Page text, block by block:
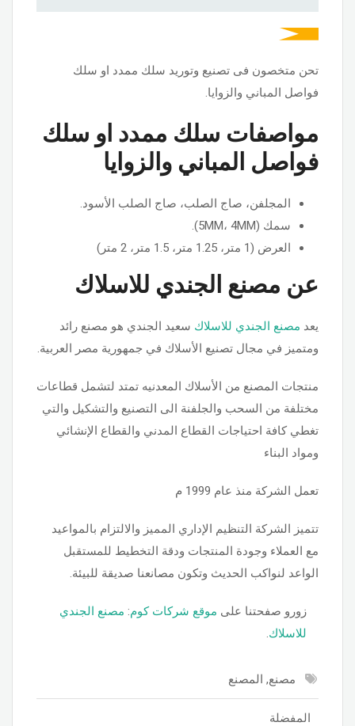
تحن متخصون فى تصنيع وتوريد سلك ممدد او سلك
فواصل المباني والزوايا.
مواصفات سلك ممدد او سلك
فواصل المباني والزوايا
المجلفن، صاج الصلب، صاج الصلب الأسود.
سمك (5MM، 4MM).
العرض (1 متر، 1.25 متر، 1.5 متر، 2 متر)
عن مصنع الجندي للاسلاك
يعد مصنع الجندي للاسلاك سعيد الجندي هو مصنع رائد
ومتميز في مجال تصنيع الأسلاك في جمهورية مصر العربية.
منتجات المصنع من الأسلاك المعدنيه تمتد لتشمل قطاعات
مختلفة من السحب والجلفنة الى التصنيع والتشكيل والتي
تغطي كافة احتياجات القطاع المدني والقطاع الإنشائي
ومواد البناء
تعمل الشركة منذ عام 1999 م
تتميز الشركة التنظيم الإداري المميز والالتزام بالمواعيد
مع العملاء وجودة المنتجات ودقة التخطيط للمستقبل
الواعد لنواكب الحديث وتكون مصانعنا صديقة للبيئة.
زورو صفحتنا على موقع شركات كوم: مصنع الجندي
للاسلاك.
مصنع, المصنع
المفضلة